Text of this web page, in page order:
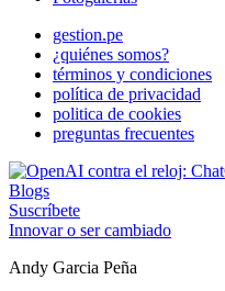
gestion.pe
¿quiénes somos?
términos y condiciones
política de privacidad
politica de cookies
preguntas frecuentes
Suscríbete
Innovar o ser cambiado
Andy Garcia Peña